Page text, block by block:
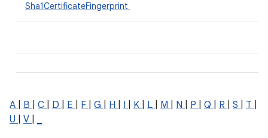
Sha1CertificateFingerprint
A B C D E F G H I K L M N P Q R S T
U
V